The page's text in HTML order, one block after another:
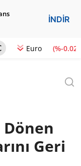
İNDİR
Euro (%-0.02)
Dönen
Geri